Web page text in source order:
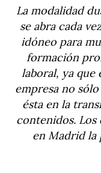
La modalidad
se abra cada
idóneo para
formación
laboral, ya
empresa no
ésta en la
contenidos. Los
en Madrid la